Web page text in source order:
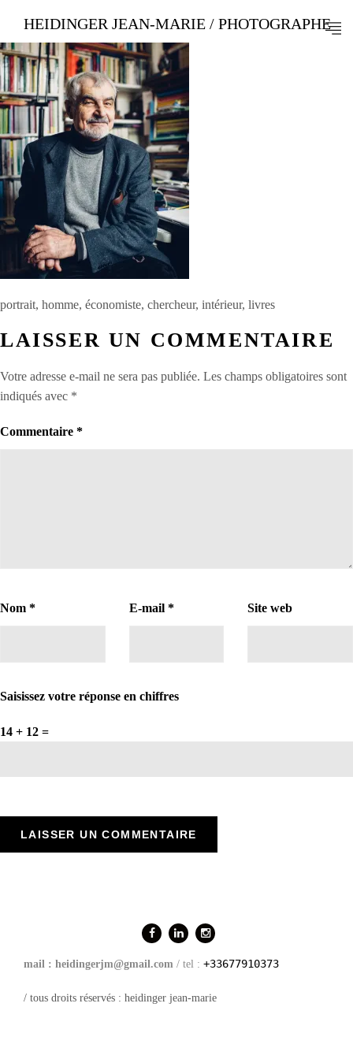
HEIDINGER JEAN-MARIE / PHOTOGRAPHE
portrait, homme, économiste, chercheur, intérieur, livres
LAISSER UN COMMENTAIRE
Votre adresse e-mail ne sera pas publiée. Les champs obligatoires sont
indiqués avec *
Commentaire *
Nom * E-mail* Site web
Saisissez votre réponse en chiffres
14 + 12 =
mail : heidingerjm@gmail.com / tel : +33677910373
/ tous droits réservés : heidinger jean-marie